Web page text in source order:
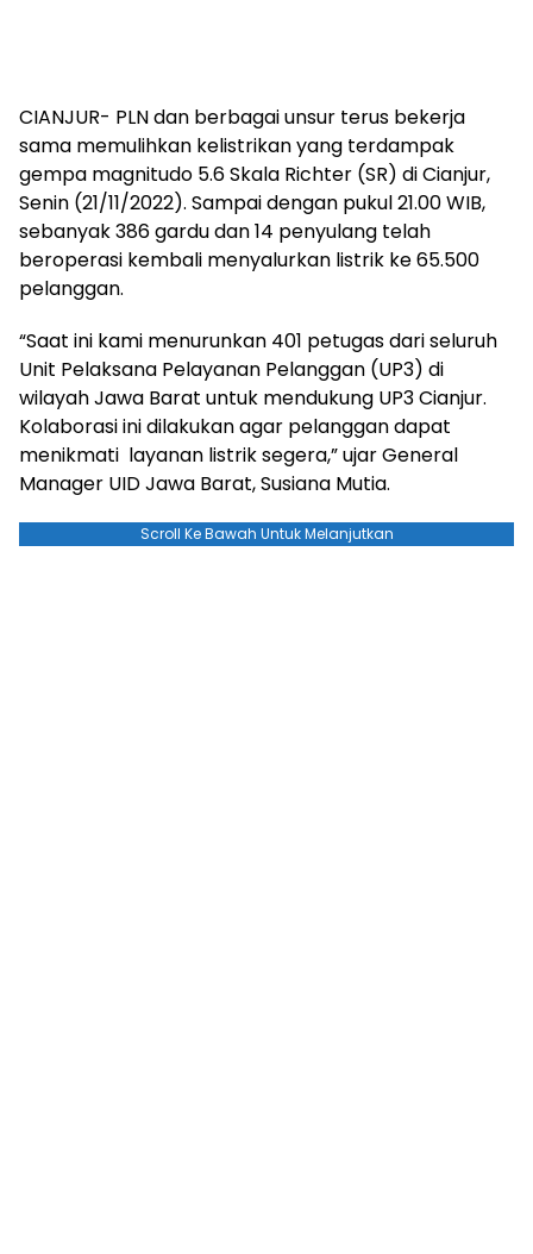
CIANJUR- PLN dan berbagai unsur terus bekerja
sama memulihkan kelistrikan yang terdampak
gempa magnitudo 5.6 Skala Richter (SR) di Cianjur,
Senin (21/11/2022). Sampai dengan pukul 21.00 WIB,
sebanyak 386 gardu dan 14 penyulang telah
beroperasi kembali menyalurkan listrik ke 65.500
pelanggan.
“Saat ini kami menurunkan 401 petugas dari seluruh
Unit Pelaksana Pelayanan Pelanggan (UP3) di
wilayah Jawa Barat untuk mendukung UP3 Cianjur.
Kolaborasi ini dilakukan agar pelanggan dapat
menikmati layanan listrik segera,” ujar General
Manager UID Jawa Barat, Susiana Mutia.
Scroll Ke Bawah Untuk Melanjutkan